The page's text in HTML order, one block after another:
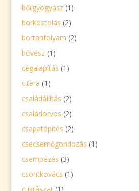
bőrgyógyász(1)
borkóstolás (2)
bortanfolyam (2)
bűvész(1)
cégalapítás (1)
citera (1)
családállítás (2)
családorvos (2)
csapatépítés (2)
csecsemőgondozás (1)
csempézés (3)
csontkovács (1)